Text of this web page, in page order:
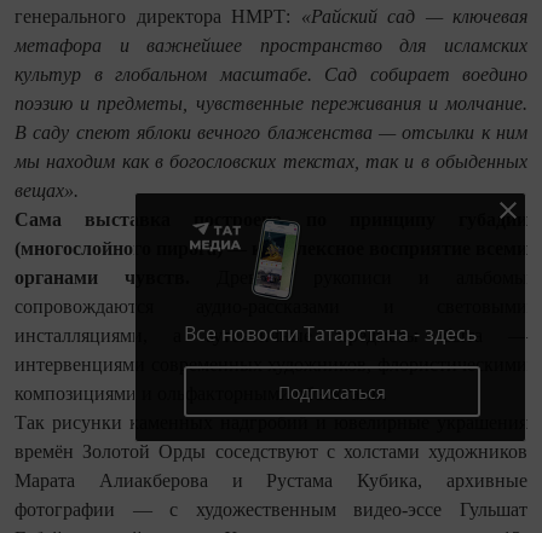
генерального директора НМРТ: «Райский сад — ключевая
метафора и важнейшее пространство для исламских
культур в глобальном масштабе. Сад собирает воедино
поэзию и предметы, чувственные переживания и молчание.
В саду спеют яблоки вечного блаженства — отсылки к ним
мы находим как в богословских текстах, так и в обыденных
вещах».
Сама выставка построена по принципу губадии
(многослойного пирога) — комплексное восприятие всеми
органами чувств.
Древние рукописи и альбомы
сопровождаются аудио-рассказами и световыми
инсталляциями, а аутентичные предметы быта —
интервенциями современных художников, флористическими
композициями и ольфакторными объектами.
Так рисунки каменных надгробий и ювелирные украшения
времён Золотой Орды соседствуют с холстами художников
Марата Алиакберова и Рустама Кубика, архивные
фотографии — с художественным видео-эссе Гульшат
Все новости Татарстана - здесь
Подписаться